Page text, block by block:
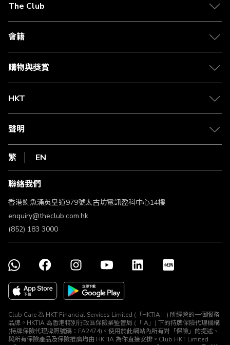
The Club
關於 The Club
合作夥伴
媒體中心
會籍
會籍及專屬禮遇
賺取積分
購物與獎賞
物流與配送
Club Shopping 商品領取站
常見問題
HKT
csl.
1010
HKT
聲明
私隱聲明
使用條款
條款及細則
不歧視及不騷擾聲明
認可牌照及通告
繁 EN
聯絡我們
香港鰂魚涌英皇道979號太古坊電訊盈科中心14樓
enquiry@theclub.com.hk
(852) 183 3000
Club Care 為 HKT Financial Services Limited (「HKTIA」) 所經營的一個服務
品牌。HKTIA 為香港特別行政區保險業監管局 (「IA」) 下的持牌保險代理機構
(持牌保險代理牌照號碼：FA2474)。使用於此網站內所有對「保險」的提述、
與所有保險產品及保險推廣均由 HKTIA 為你直接安排。Club HKT Limited